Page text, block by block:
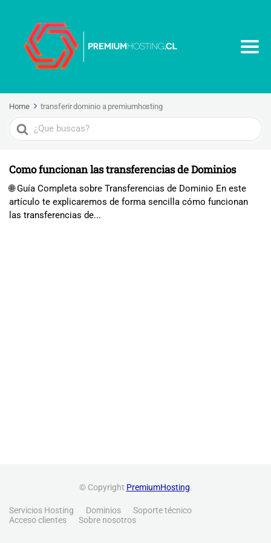
Home transferir dominio a premiumhosting
Search
For
Como funcionan las transferencias de Dominios
🌐 Guía Completa sobre Transferencias de Dominio En este
artículo te explicaremos de forma sencilla cómo funcionan
las transferencias de...
© Copyright PremiumHosting.
Servicios Hosting Dominios
Soporte técnico
Acceso clientes
Sobre nosotros